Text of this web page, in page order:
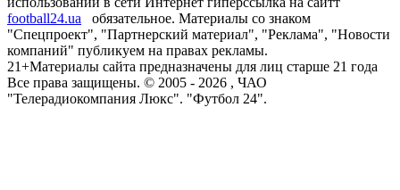
football24.ua
обязательное. Материалы со знаком
"Спецпроект", "Партнерский материал", "Реклама", "Новости
компаний" публикуем на правах рекламы.
21+Материалы сайта предназначены для лиц старше 21 года
Все права защищены. © 2005 - 2026 , ЧАО
"Телерадиокомпания Люкс". "Футбол 24".